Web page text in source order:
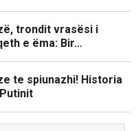
trondit vrasësi i
e ëma: Bir…
te spiunazhi! Historia